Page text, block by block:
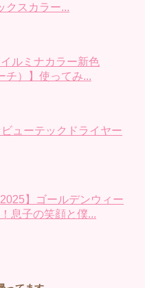
クスカラー...
ルミナカラー新色
チ）】使ってみ...
ビューテックドライヤー
】ゴールデンウィー
息子の笑顔と僕...